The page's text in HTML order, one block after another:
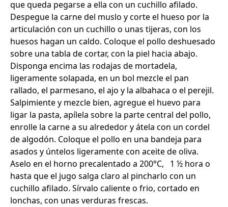
que queda pegarse a ella con un cuchillo afilado.
Despegue la carne del muslo y corte el hueso por la
articulación con un cuchillo o unas tijeras, con los
huesos hagan un caldo. Coloque el pollo deshuesado
sobre una tabla de cortar, con la piel hacia abajo.
Disponga encima las rodajas de mortadela,
ligeramente solapada, en un bol mezcle el pan
rallado, el parmesano, el ajo y la albahaca o el perejil.
Salpimiente y mezcle bien, agregue el huevo para
ligar la pasta, apílela sobre la parte central del pollo,
enrolle la carne a su alrededor y átela con un cordel
de algodón. Coloque el pollo en una bandeja para
asados y úntelos ligeramente con aceite de oliva.
Aselo en el horno precalentado a 200°C, 1 ½ hora o
hasta que el jugo salga claro al pincharlo con un
cuchillo afilado. Sírvalo caliente o frio, cortado en
lonchas, con unas verduras frescas.